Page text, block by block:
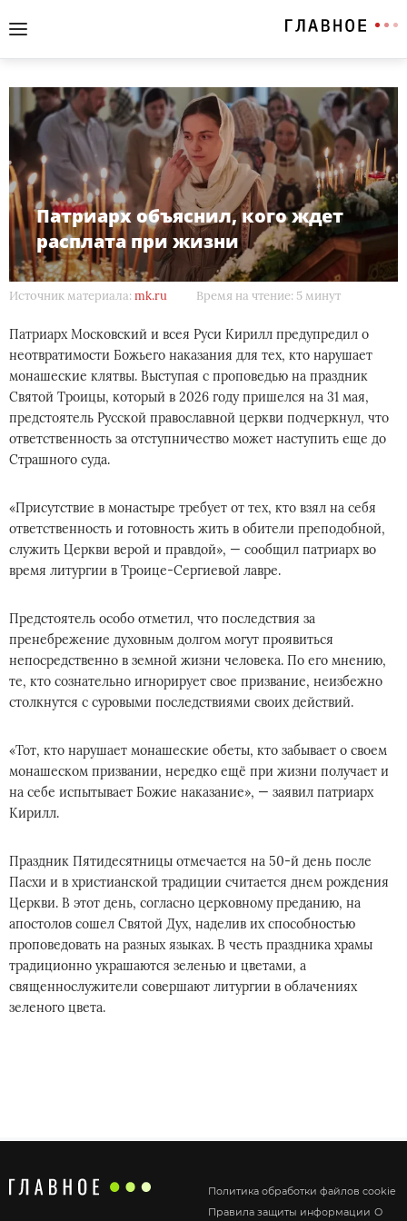
Патриарх объяснил, кого ждет
расплата при жизни
Источник материала: mk.ru Время на чтение: 5 минут
Патриарх Московский и всея Руси Кирилл предупредил о
неотвратимости Божьего наказания для тех, кто нарушает
монашеские клятвы. Выступая с проповедью на праздник
Святой Троицы, который в 2026 году пришелся на 31 мая,
предстоятель Русской православной церкви подчеркнул, что
ответственность за отступничество может наступить еще до
Страшного суда.
«Присутствие в монастыре требует от тех, кто взял на себя
ответственность и готовность жить в обители преподобной,
служить Церкви верой и правдой», — сообщил патриарх во
время литургии в Троице-Сергиевой лавре.
Предстоятель особо отметил, что последствия за
пренебрежение духовным долгом могут проявиться
непосредственно в земной жизни человека. По его мнению,
те, кто сознательно игнорирует свое призвание, неизбежно
столкнутся с суровыми последствиями своих действий.
«Тот, кто нарушает монашеские обеты, кто забывает о своем
монашеском призвании, нередко ещё при жизни получает и
на себе испытывает Божие наказание», — заявил патриарх
Кирилл.
Праздник Пятидесятницы отмечается на 50-й день после
Пасхи и в христианской традиции считается днем рождения
Церкви. В этот день, согласно церковному преданию, на
апостолов сошел Святой Дух, наделив их способностью
проповедовать на разных языках. В честь праздника храмы
традиционно украшаются зеленью и цветами, а
священнослужители совершают литургии в облачениях
зеленого цвета.
Политика обработки файлов cookie
Правила защиты информации О